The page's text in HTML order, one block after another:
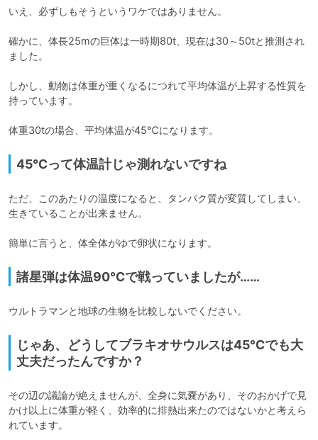
いえ、必ずしもそうというワケではありません。
確かに、体長25mの巨体は一時期80t、現在は30～50tと推測され
ました。
しかし、動物は体重が重くなるにつれて平均体温が上昇する性質を
持っています。
体重30tの場合、平均体温が45℃になります。
45℃って体温計じゃ測れないですね
ただ、このあたりの温度になると、タンパク質が変質してしまい、
生きていることが出来ません。
簡単に言うと、体全体がゆで卵状になります。
諸星弾は体温90℃で戦っていましたが……
ウルトラマンと地球の生物を比較しないでください。
じゃあ、どうしてブラキオサウルスは45℃でも大
丈夫だったんですか？
その辺の議論が絶えませんが、全身に気嚢があり、そのおかげで見
かけ以上に体重が軽く、効率的に排熱出来たのではないかと考えら
れています。